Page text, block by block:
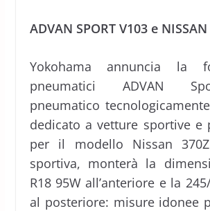
ADVAN SPORT V103 e NISSAN
Yokohama annuncia la
pneumatici ADVAN
pneumatico
dedicato a vetture sportive e
per il modello Nissan
sportiva, monterà la
R18 95W all’anteriore e la
al posteriore: misure idonee